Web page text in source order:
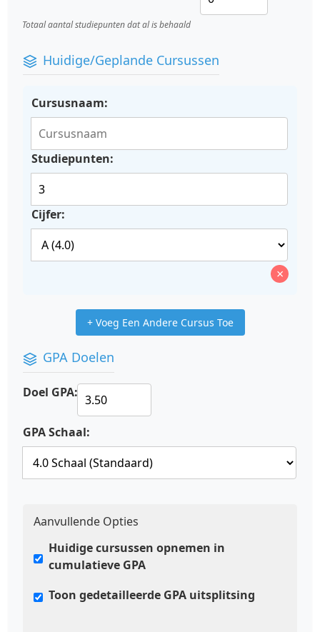
Totaal aantal studiepunten dat al is behaald
Huidige/Geplande Cursussen
Cursusnaam:
Studiepunten:
Cijfer:
×
+ Voeg Een Andere Cursus Toe
GPA Doelen
Doel GPA:
GPA Schaal:
Aanvullende Opties
Huidige cursussen opnemen in
cumulatieve GPA
Toon gedetailleerde GPA uitsplitsing